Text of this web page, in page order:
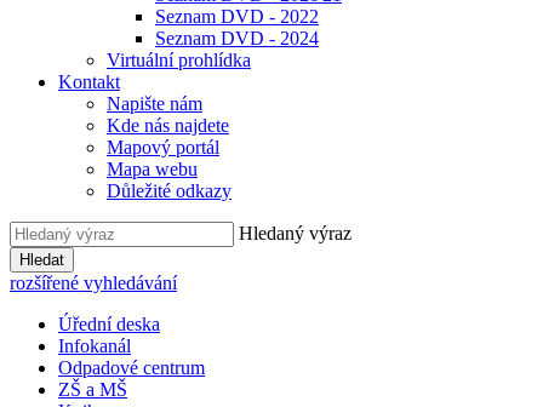
Seznam DVD - 2022
Seznam DVD - 2024
Virtuální prohlídka
Kontakt
Napište nám
Kde nás najdete
Mapový portál
Mapa webu
Důležité odkazy
Hledaný výraz
Hledat
rozšířené vyhledávání
Úřední deska
Infokanál
Odpadové centrum
ZŠ a MŠ